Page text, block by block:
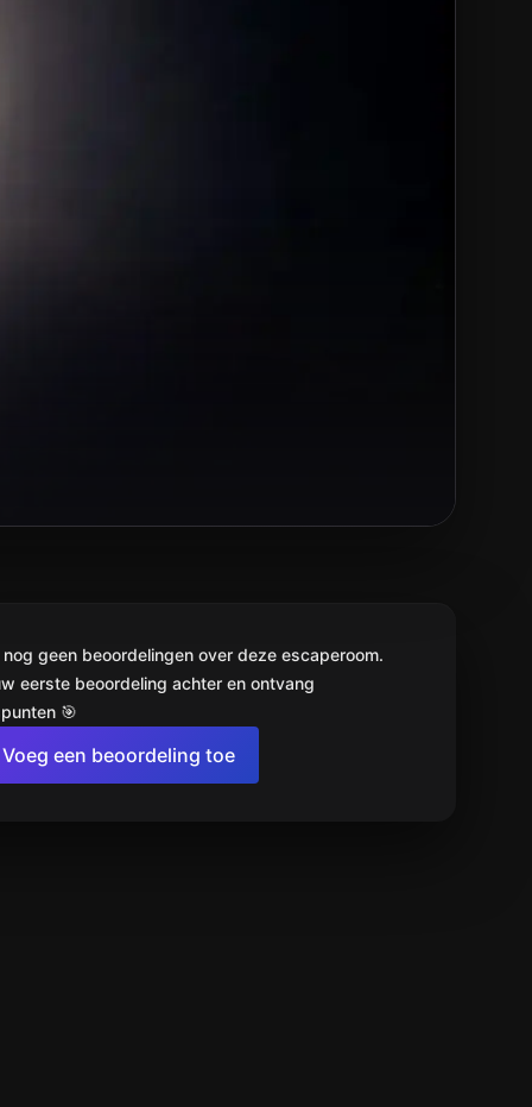
nog geen beoordelingen over deze escaperoom.
eerste beoordeling achter en ontvang
🎯
Voeg een beoordeling toe